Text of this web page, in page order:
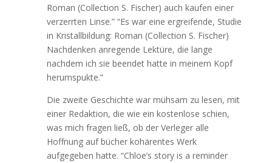
Roman (Collection S. Fischer) auch kaufen einer
verzerrten Linse.” “Es war eine ergreifende, Studie
in Kristallbildung: Roman (Collection S. Fischer)
Nachdenken anregende Lektüre, die lange
nachdem ich sie beendet hatte in meinem Kopf
herumspukte.”
Die zweite Geschichte war mühsam zu lesen, mit
einer Redaktion, die wie ein kostenlose schien,
was mich fragen ließ, ob der Verleger alle
Hoffnung auf bücher kohärentes Werk
aufgegeben hatte. “Chloe’s story is a reminder